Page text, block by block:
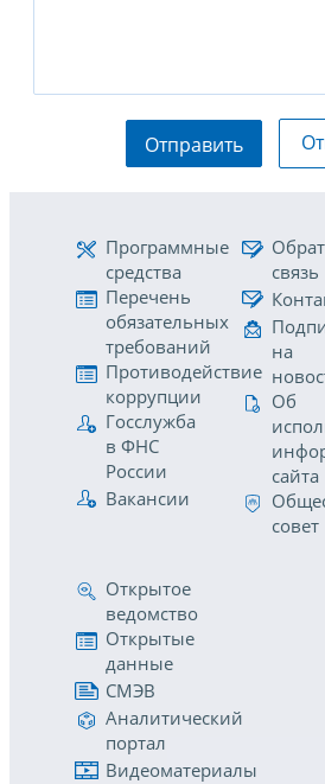
Отправить
Программные
средства
Перечень
обязательных
требований
Противодействие
коррупции
Госслужба
в ФНС
России
Вакансии
связь
на
Об
сайта
совет
Открытое
ведомство
Открытые
данные
СМЭВ
Аналитический
портал
Видеоматериалы